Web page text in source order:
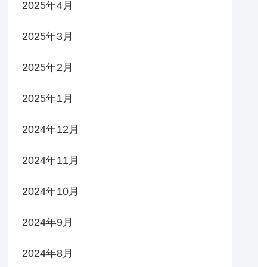
2025年4月
2025年3月
2025年2月
2025年1月
2024年12月
2024年11月
2024年10月
2024年9月
2024年8月